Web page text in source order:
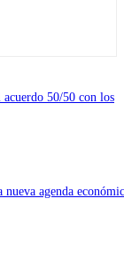
50/50 con los
agenda